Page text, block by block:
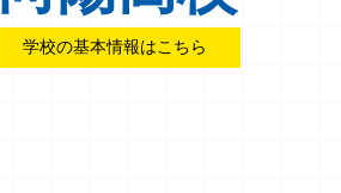
学校の基本情報はこちら